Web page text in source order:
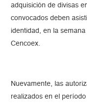
adquisición de divisas
convocados deben
identidad, en la
Cencoex.
Nuevamente, las
realizados en el